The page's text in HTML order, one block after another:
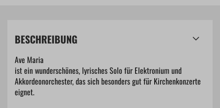
BESCHREIBUNG
Ave Maria
ist ein wunderschönes, lyrisches Solo für Elektronium und
Akkordeonorchester, das sich besonders gut für Kirchenkonzerte
eignet.